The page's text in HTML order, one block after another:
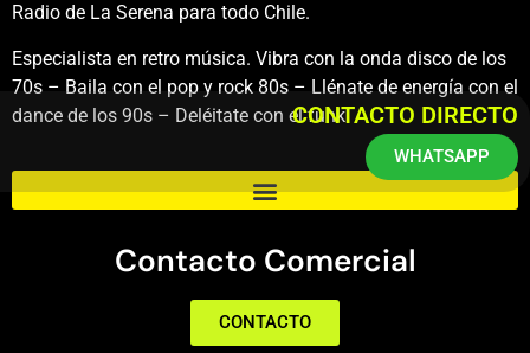
Radio de La Serena para todo Chile.
Especialista en retro música. Vibra con la onda disco de los
70s – Baila con el pop y rock 80s – Llénate de energía con el
dance de los 90s – Deléitate con el funk.
Contacto Comercial
CONTACTO
CONTACTO DIRECTO
WHATSAPP